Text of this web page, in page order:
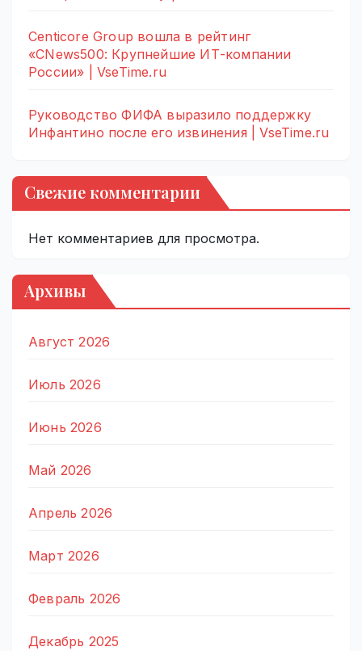
Centicore Group вошла в рейтинг
«CNews500: Крупнейшие ИТ-компании
России» | VseTime.ru
Руководство ФИФА выразило поддержку
Инфантино после его извинения | VseTime.ru
Свежие комментарии
Нет комментариев для просмотра.
Архивы
Август 2026
Июль 2026
Июнь 2026
Май 2026
Апрель 2026
Март 2026
Февраль 2026
Декабрь 2025